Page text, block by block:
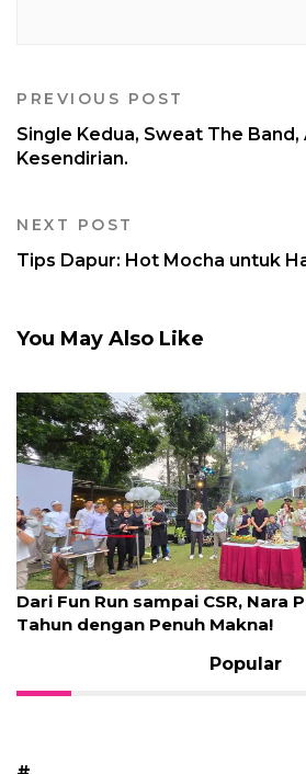
PREVIOUS POST
Single Kedua, Sweat The
Kesendirian.
NEXT POST
Tips Dapur: Hot Mocha untuk
You May Also Like
Dari Fun Run sampai CSR, Nara
Tahun dengan Penuh Makna!
Popular